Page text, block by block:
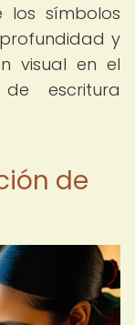
los símbolos
y
visual en el
escritura
de